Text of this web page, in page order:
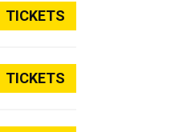
TICKETS
TICKETS